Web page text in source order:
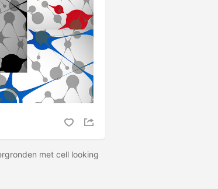
met cell looking